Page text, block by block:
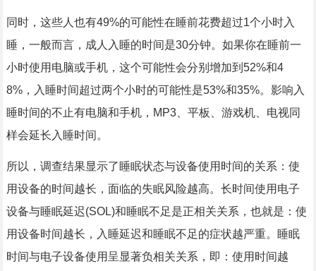
同时，这些人也有49%的可能性在睡前花费超过1个小时入
睡，一般而言，成人入睡的时间是30分钟。如果你在睡前一
小时使用电脑或手机，这个可能性会分别增加到52%和4
8%，入睡时间超过两个小时的可能性是53%和35%。影响入
睡时间的不止有电脑和手机，MP3、平板、游戏机、电视同
样会延长入睡时间。
所以，调查结果显示了睡眠状态与设备使用时间的关系：使
用设备的时间越长，面临的失眠风险越高。长时间使用电子
设备与睡眠延迟(SOL)和睡眠不足是正相关关系，也就是：使
用设备时间越长，入睡延迟和睡眠不足的症状越严重。睡眠
时间与电子设备使用呈显著负相关关系，即：使用时间越